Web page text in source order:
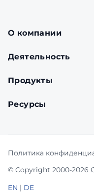
О компании
Деятельность
Продукты
Ресурсы
© Copyright 2000-2026
EN | DE
Политика